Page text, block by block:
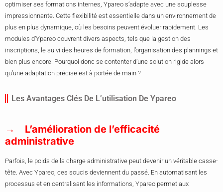
optimiser ses formations internes, Ypareo s’adapte avec une souplesse
impressionnante. Cette flexibilité est essentielle dans un environnement de
plus en plus dynamique, où les besoins peuvent évoluer rapidement. Les
modules d’Ypareo couvrent divers aspects, tels que la gestion des
inscriptions, le suivi des heures de formation, l’organisation des plannings et
bien plus encore. Pourquoi donc se contenter d’une solution rigide alors
qu’une adaptation précise est à portée de main ?
Les Avantages Clés De L’utilisation De Ypareo
L’amélioration de l’efficacité
administrative
Parfois, le poids de la charge administrative peut devenir un véritable casse-
tête. Avec Ypareo, ces soucis deviennent du passé. En automatisant les
processus et en centralisant les informations, Ypareo permet aux